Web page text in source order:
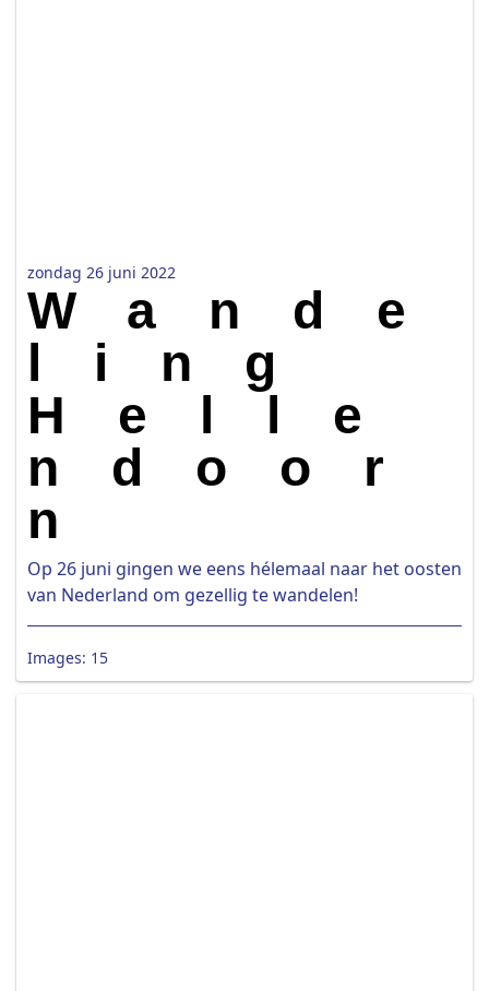
zondag 26 juni 2022
Wande
ling
Helle
ndoor
n
Op 26 juni gingen we eens hélemaal naar het oosten
van Nederland om gezellig te wandelen!
Images: 15